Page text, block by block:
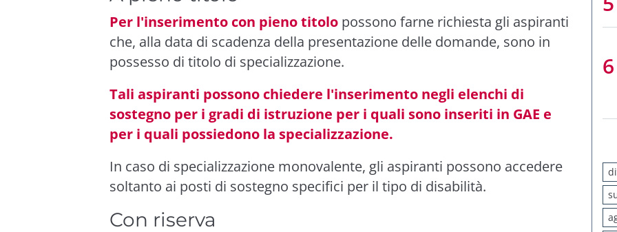
Per l'inserimento con pieno titolo possono farne richiesta gli aspiranti
che, alla data di scadenza della presentazione delle domande, sono in
possesso di titolo di specializzazione.
Tali aspiranti possono chiedere l'inserimento negli elenchi di
sostegno per i gradi di istruzione per i quali sono inseriti in GAE e
per i quali possiedono la specializzazione.
In caso di specializzazione monovalente, gli aspiranti possono accedere
soltanto ai posti di sostegno specifici per il tipo di disabilità.
Con riserva